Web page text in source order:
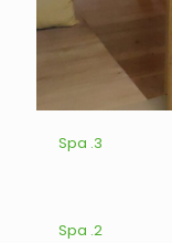
Spa .3
Spa .2